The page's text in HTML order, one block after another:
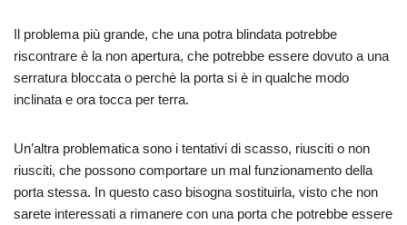
Il problema più grande, che una potra blindata potrebbe
riscontrare è la non apertura, che potrebbe essere dovuto a una
serratura bloccata o perchè la porta si è in qualche modo
inclinata e ora tocca per terra.
Un’altra problematica sono i tentativi di scasso, riusciti o non
riusciti, che possono comportare un mal funzionamento della
porta stessa. In questo caso bisogna sostituirla, visto che non
sarete interessati a rimanere con una porta che potrebbe essere